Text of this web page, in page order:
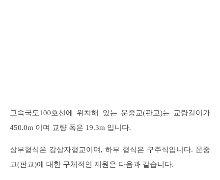
고속국도100호선에 위치해 있는 운중교(판교)는 교량길이가
450.0m 이며 교량 폭은 19.3m 입니다.
상부형식은 강상자형교이며, 하부 형식은 구주식입니다. 운중
교(판교)에 대한 구체적인 제원은 다음과 같습니다.